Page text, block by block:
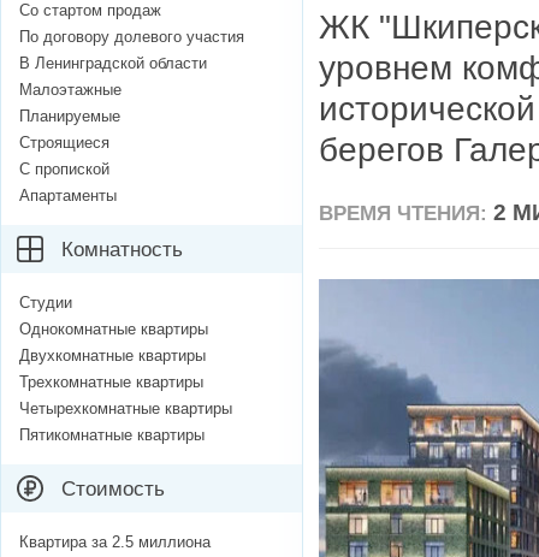
ЖК
уровнем
берегов
ВРЕМЯ ЧТЕНИЯ: 2
Со стартом продаж
По договору долевого участия
В Ленинградской области
Малоэтажные
Планируемые
Строящиеся
С пропиской
Апартаменты
Комнатность
Студии
Однокомнатные квартиры
Двухкомнатные квартиры
Трехкомнатные квартиры
Четырехкомнатные квартиры
Пятикомнатные квартиры
Стоимость
Квартира за 2.5 миллиона